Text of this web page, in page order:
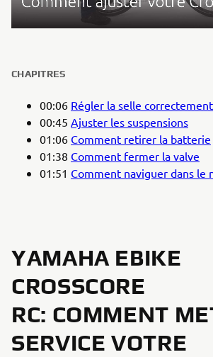
CHAPITRES
00:06 Régler la selle correctement
00:45 Ajuster les suspensions
01:06 Comment retirer la batterie
01:38 Comment fermer la valve
01:51 Comment naviguer dans le
YAMAHA EBIKE
CROSSCORE
RC: COMMENT
SERVICE VOTRE